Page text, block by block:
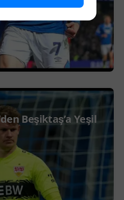
Beşiktaş’a Yeşil